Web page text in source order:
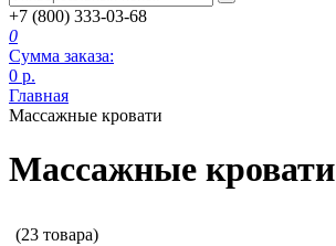
+7 (800) 333-03-68
0
Сумма заказа:
0 р.
Главная
Массажные кровати
Массажные кровати
(23 товара)